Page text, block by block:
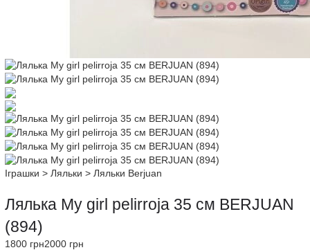
Іграшки > Ляльки > Ляльки Berjuan
Лялька My girl pelirroja 35 см BERJUAN
(894)
1800 грн2000 грн